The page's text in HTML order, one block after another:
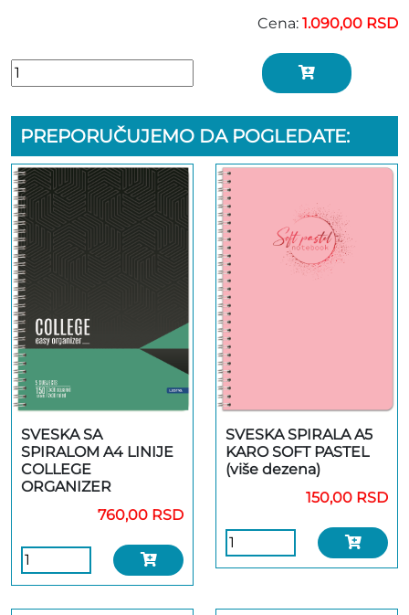
Cena: 1.090,00 RSD
PREPORUČUJEMO DA POGLEDATE:
SVESKA SA
SPIRALOM A4 LINIJE
COLLEGE
ORGANIZER
760,00 RSD
SVESKA SPIRALA A5
KARO SOFT PASTEL
(više dezena)
150,00 RSD